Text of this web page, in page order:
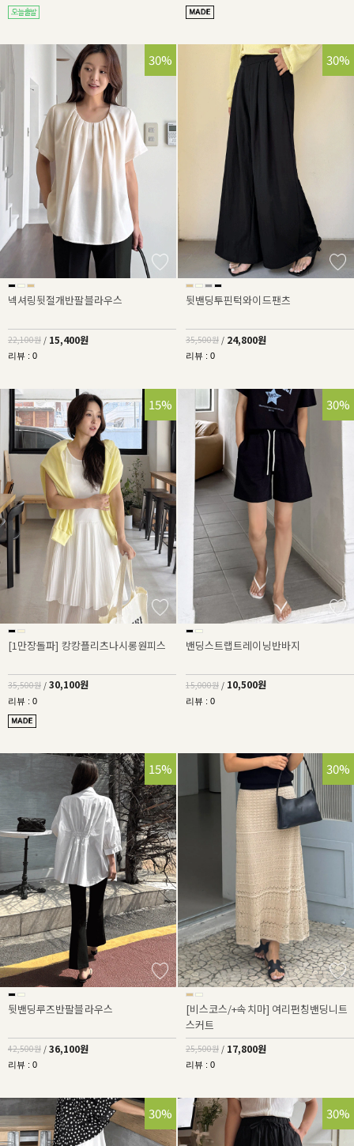
30%
넥셔링뒷절개반팔블라우스
22,100원 / 15,400원
리뷰 : 0
30%
뒷밴딩투핀턱와이드팬츠
35,500원 / 24,800원
리뷰 : 0
15%
[1만장돌파] 캉캉플리츠나시롱원피스
35,500원 / 30,100원
리뷰 : 0
30%
밴딩스트랩트레이닝반바지
15,000원 / 10,500원
리뷰 : 0
15%
뒷밴딩루즈반팔블라우스
42,500원 / 36,100원
리뷰 : 0
30%
[비스코스/+속치마] 여리펀칭밴딩니트
스커트
25,500원 / 17,800원
리뷰 : 0
30% 30%